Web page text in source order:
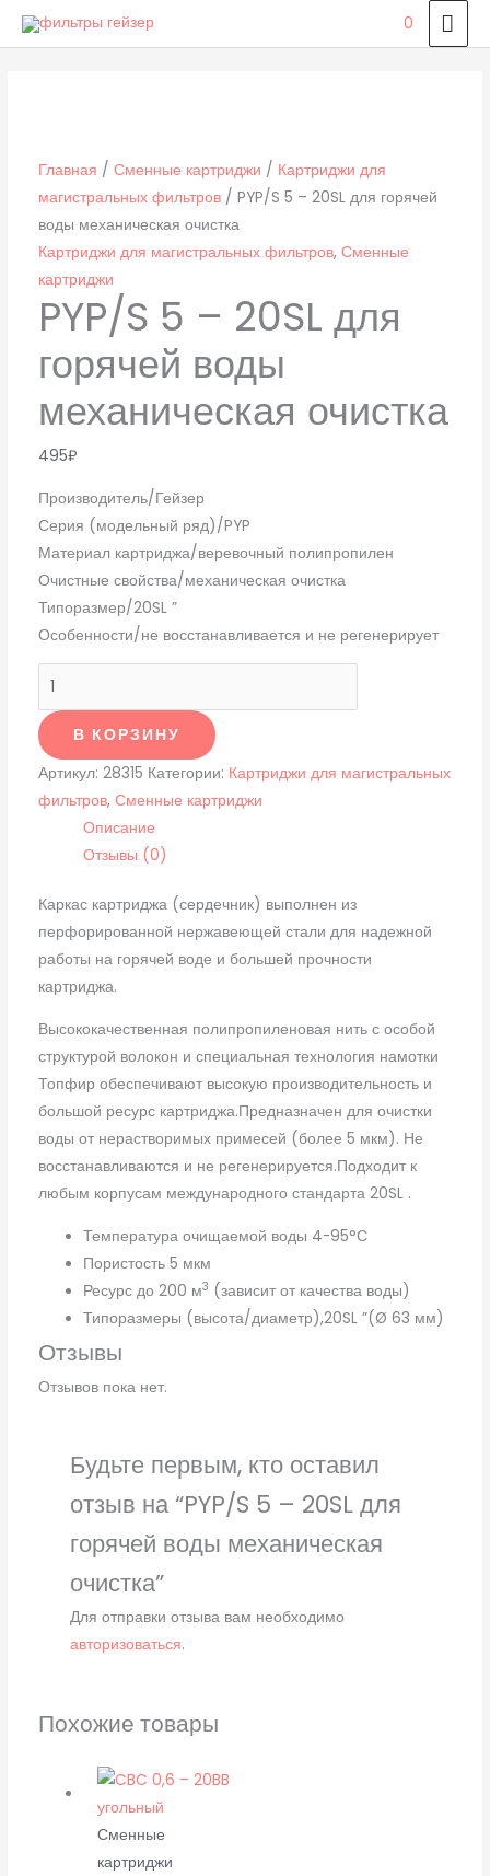
Перейти
0
Главная / Сменные картриджи / Картриджи для
магистральных фильтров/ PYP/S 5 – 20SL для горячей
воды механическая очистка
Картриджи для магистральных фильтров, Сменные
картриджи
PYP/S 5 – 20SL для
горячей воды
механическая очистка
495₽
Производитель/Гейзер
Серия (модельный ряд)/PYP
Материал картриджа/веревочный полипропилен
Очистные свойства/механическая очистка
Типоразмер/20SL ”
Особенности/не восстанавливается и не регенерирует
–
20SL
для
горячей
воды
механическая
очистка
В КОРЗИНУ
Артикул: 28315 Категории: Картриджи для магистральных
фильтров, Сменные картриджи
Описание
Отзывы (0)
Каркас картриджа (сердечник) выполнен из
перфорированной нержавеющей стали для надежной
работы на горячей воде и большей прочности
картриджа.
Высококачественная полипропиленовая нить с особой
структурой волокон и специальная технология намотки
Топфир обеспечивают высокую производительность и
большой ресурс картриджа.Предназначен для очистки
воды от нерастворимых примесей (более 5 мкм). Не
восстанавливаются и не регенерируется.Подходит к
любым корпусам международного стандарта 20SL .
Температура очищаемой воды 4-95°С
Пористость 5 мкм
Ресурс до 200 м3 (зависит от качества воды)
Типоразмеры (высота/диаметр),20SL ”(Ø 63 мм)
Отзывы
Отзывов пока нет.
Будьте первым, кто оставил
отзыв на “PYP/S 5 – 20SL для
горячей воды механическая
очистка”
Для отправки отзыва вам необходимо
авторизоваться.
Похожие товары
Сменные
картриджи